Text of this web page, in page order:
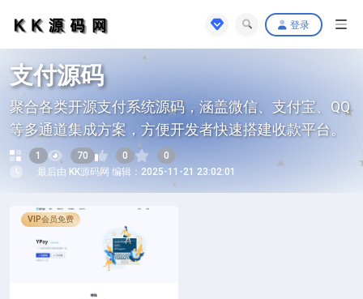
登录
支付源码
聚合各类开源支付系统源码，涵盖微信、支付宝、QQ
等多通道集成方案，方便开发者快速搭建收款平台。
1 70 0
0
最后由 KK源码网 编辑：2025-11-21 23:02:01
VIP会员免费